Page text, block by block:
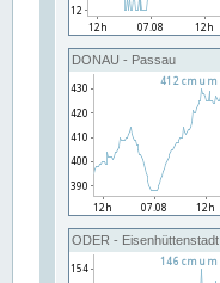
DONAU - Passau
ODER - Eisenhüttenstadt